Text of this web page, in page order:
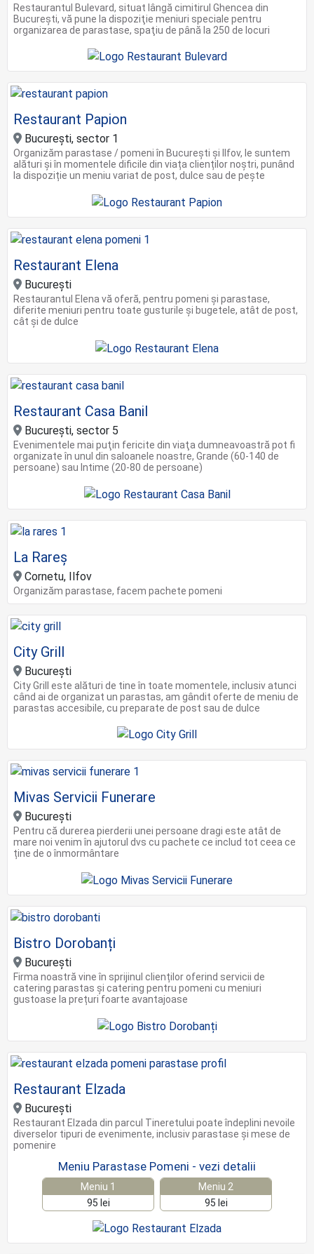
Restaurantul Bulevard, situat lângă cimitirul Ghencea din
Bucureşti, vă pune la dispoziţie meniuri speciale pentru
organizarea de parastase, spaţiu de până la 250 de locuri
Restaurant Papion
Bucureşti, sector 1
Organizăm parastase / pomeni în București și Ilfov, le suntem
alături și în momentele dificile din viața clienților noștri, punând
la dispoziție un meniu variat de post, dulce sau de pește
Restaurant Elena
București
Restaurantul Elena vă oferă, pentru pomeni și parastase,
diferite meniuri pentru toate gusturile și bugetele, atât de post,
cât și de dulce
Restaurant Casa Banil
Bucureşti, sector 5
Evenimentele mai puţin fericite din viaţa dumneavoastră pot fi
organizate în unul din saloanele noastre, Grande (60-140 de
persoane) sau Intime (20-80 de persoane)
La Rareș
Cornetu, Ilfov
Organizăm parastase, facem pachete pomeni
City Grill
Bucureşti
City Grill este alături de tine în toate momentele, inclusiv atunci
când ai de organizat un parastas, am gândit oferte de meniu de
parastas accesibile, cu preparate de post sau de dulce
Mivas Servicii Funerare
București
Pentru că durerea pierderii unei persoane dragi este atât de
mare noi venim în ajutorul dvs cu pachete ce includ tot ceea ce
ține de o înmormântare
Bistro Dorobanți
Bucureşti
Firma noastră vine în sprijinul clienților oferind servicii de
catering parastas și catering pentru pomeni cu meniuri
gustoase la prețuri foarte avantajoase
Restaurant Elzada
București
Restaurant Elzada din parcul Tineretului poate îndeplini nevoile
diverselor tipuri de evenimente, inclusiv parastase și mese de
pomenire
Meniu Parastase Pomeni - vezi detalii
Meniu 1
95 lei
Meniu 2
95 lei